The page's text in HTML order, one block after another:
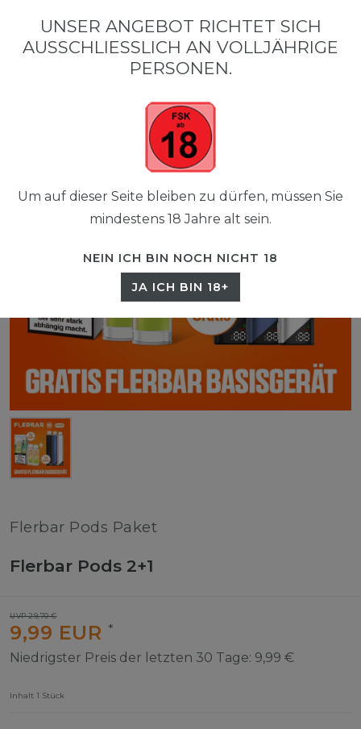
0
0,00 EUR
Flerbar Pods Paket
Flerbar Pods 2+1
UVP 29,70 €
9,99 EUR *
Niedrigster Preis der letzten 30 Tage: 9,99 €
Inhalt 1 Stück
UNSER ANGEBOT RICHTET SICH
AUSSCHLIESSLICH AN VOLLJÄHRIGE P
ERSONEN.
Um auf dieser Seite bleiben zu dürfen, müssen Sie
mindestens 18 Jahre alt sein.
NEIN ICH BIN NOCH NICHT 18
JA ICH BIN 18+